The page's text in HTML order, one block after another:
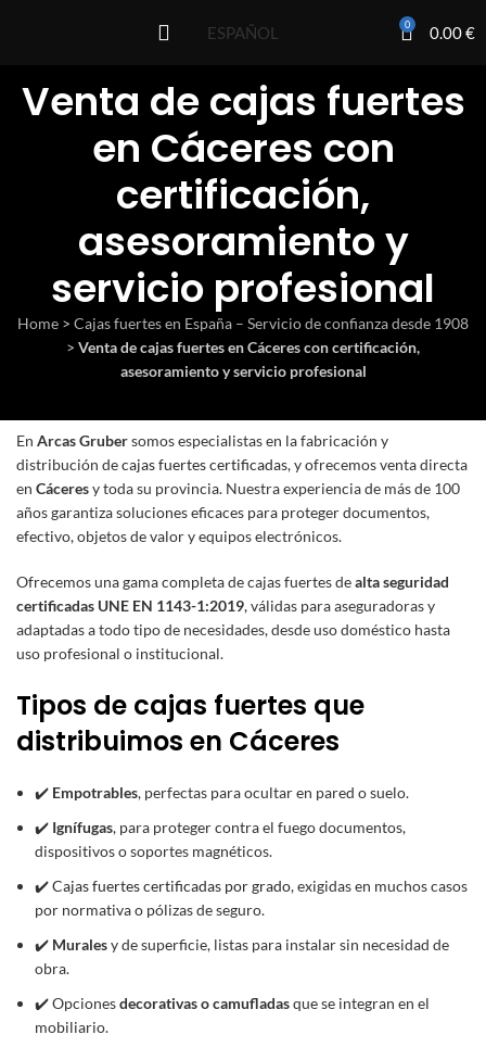
ESPAÑOL 0 0.00€
Venta de cajas fuertes
en Cáceres con
certificación,
asesoramiento y
servicio profesional
Home > Cajas fuertes en España – Servicio de confianza desde 1908
> Venta de cajas fuertes en Cáceres con certificación,
asesoramiento y servicio profesional
En Arcas Grubersomos especialistas en la fabricación y
distribución decajas fuertes certificadas, y ofrecemos venta directa
en Cáceresy toda su provincia. Nuestra experiencia de más de 100
años garantiza soluciones eficaces para proteger documentos,
efectivo, objetos de valor y equipos electrónicos.
Ofrecemos una gama completa de cajas fuertes dealta seguridad
certificadas UNE EN 1143-1:2019, válidas para aseguradoras y
adaptadas a todo tipo de necesidades, desde uso doméstico hasta
uso profesional o institucional.
Tipos de cajas fuertes que
distribuimos en Cáceres
✔️ Empotrables, perfectas para ocultar en pared o suelo.
✔️ Ignífugas, para proteger contra el fuego documentos,
dispositivos o soportes magnéticos.
✔️Cajas fuertes certificadas por grado, exigidas en muchos casos
por normativa o pólizas de seguro.
✔️ Muralesy de superficie, listas para instalar sin necesidad de
obra.
✔️ Opcionesdecorativas o camufladasque se integran en el
mobiliario.